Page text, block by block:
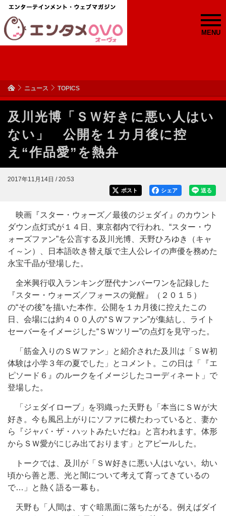
MENU
ニュース TOPICS
及川光博「ＳＷ好きに悪い人はい
ない」 公開を１カ月後に控
え“作品愛”を熱弁
2017年11月14日 / 20:53
送る
シェア
ポスト
映画『スター・ウォーズ／最後のジェダイ』のカウント
ダウン点灯式が１４日、東京都内で行われ、“スター・ウ
ォーズファン”を公言する及川光博、天野ひろゆき（キャ
イ～ン）、日本語吹き替え版で主人公レイの声優を務めた
永宝千晶が登場した。
全米興行収入ランキング歴代ナンバーワンを記録した
『スター・ウォーズ／フォースの覚醒』（２０１５）
の“その後”を描いた本作。公開を１カ月後に控えたこの
日、会場には約４００人の“ＳＷファン”が集結し、ライト
セーバーをイメージした“ＳＷツリー”の点灯を見守った。
「筋金入りのＳＷファン」と紹介された及川は「ＳＷ初
体験は小学３年の夏でした」とコメント。この日は「『エ
ピソード６』のルークをイメージしたコーディネート」で
登場した。
「ジェダイローブ」を羽織った天野も「本当にＳＷが大
好き。今も風呂上がりにソファに横たわっていると、妻か
ら『ジャバ・ザ・ハットみたいだね』と言われます。体形
からＳＷ愛がにじみ出ております」とアピールした。
トークでは、及川が「ＳＷ好きに悪い人はいない。幼い
頃から善と悪、光と闇について考えて育ってきているの
で…」と熱く語る一幕も。
天野も「人間は、すぐ暗黒面に落ちたがる。例えばダイ